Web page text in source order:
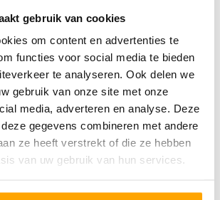
gebruik van cookies
om content en advertenties te
functies voor social media te bieden
te analyseren. Ook delen we
gebruik van onze site met onze
media, adverteren en analyse. Deze
gegevens combineren met andere
ze heeft verstrekt of die ze hebben
van uw gebruik van hun services.
dakterras van waar je uitkijkt
Smariusplein en over de
stadswijk van Smariuskade.
van het penthouse kom je in
biedt tot de drie
ruime badkamer met ligbad,
wastafel, toilet en de
hoofdslaapkamer grenst aan